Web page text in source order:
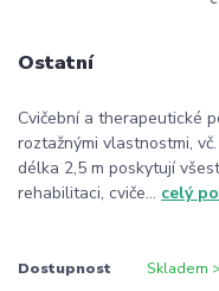
Ostatní
Cvičební a therapeutické
roztažnými vlastnostmi,
délka 2,5 m poskytují
rehabilitaci, cviče... celý
Dostupnost Skladem